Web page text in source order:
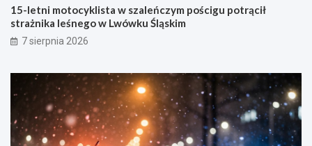
15-letni motocyklista w szaleńczym pościgu potrącił
strażnika leśnego w Lwówku Śląskim
7 sierpnia 2026